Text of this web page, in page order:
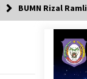
BUMN Rizal Ramli